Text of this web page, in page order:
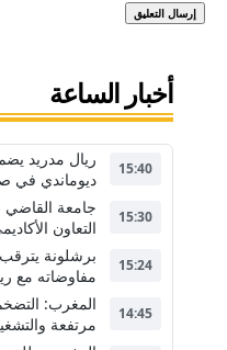
أخبار الساعة
15:40
ريال مدريد يضم
ديوماندي في
15:30
جامعة القاضي
التعاون
15:24
برشلونة
مفاوضاته مع
14:45
المغرب:
مرتفعة